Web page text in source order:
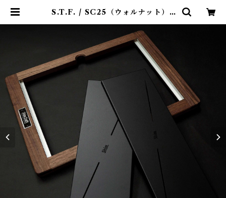
S.T.F. / SC25（ウォルナット） |